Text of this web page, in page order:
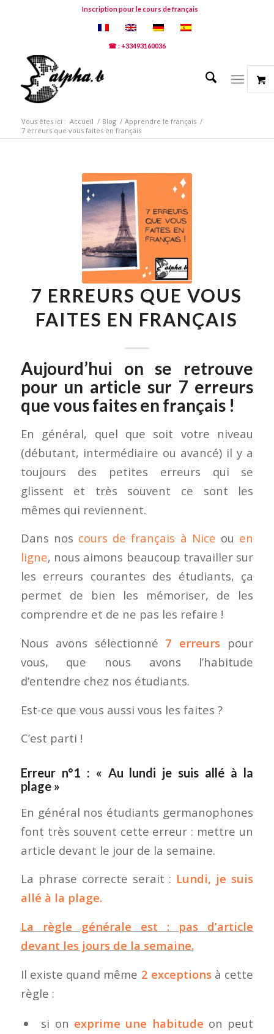
Inscription pour le cours de français
☎ : +33493160036
Vous êtes ici : Accueil / Blog / Apprendre le français /
7 erreurs que vous faites en français
7 ERREURS QUE VOUS
FAITES EN FRANÇAIS
Aujourd’hui on se retrouve
pour un article sur 7 erreurs
que vous faites en français !
En général, quel que soit votre niveau
(débutant, intermédiaire ou avancé) il y a
toujours des petites erreurs qui se
glissent et très souvent ce sont les
mêmes qui reviennent.
Dans nos cours de français à Nice ou en
ligne, nous aimons beaucoup travailler sur
les erreurs courantes des étudiants, ça
permet de bien les mémoriser, de les
comprendre et de ne pas les refaire !
Nous avons sélectionné 7 erreurs pour
vous, que nous avons l’habitude
d’entendre chez nos étudiants.
Est-ce que vous aussi vous les faites ?
C’est parti !
Erreur n°1 : « Au lundi je suis allé à la
plage »
En général nos étudiants germanophones
font très souvent cette erreur : mettre un
article devant le jour de la semaine.
La phrase correcte serait : Lundi, je suis
allé à la plage.
La règle générale est : pas d’article
devant les jours de la semaine.
Il existe quand même 2 exceptionsà cette
règle :
si on exprime une habitude on peut